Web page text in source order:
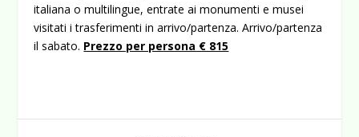
italiana o multilingue, entrate ai monumenti e musei
visitati i trasferimenti in arrivo/partenza. Arrivo/partenza
il sabato. Prezzo per persona € 815